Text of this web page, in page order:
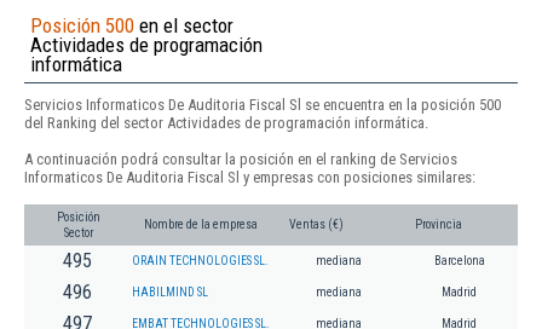
Posición 500 en el sector
Actividades de programación
informática
Servicios Informaticos De Auditoria Fiscal Sl se encuentra en la posición 500
del Ranking del sector Actividades de programación informática.
A continuación podrá consultar la posición en el ranking de Servicios
Informaticos De Auditoria Fiscal Sl y empresas con posiciones similares:
Posición
Sector
Nombre de la empresa Ventas (€) Provincia
495 ORAIN TECHNOLOGIES SL. mediana Barcelona
496 HABILMIND SL mediana Madrid
497 EMBAT TECHNOLOGIES SL. mediana Madrid